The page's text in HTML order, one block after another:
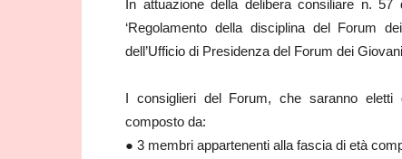
In attuazione della delibera consiliare n.
‘Regolamento della disciplina del Forum
dell’Ufficio di Presidenza del Forum dei
I consiglieri del Forum, che saranno eletti
composto da:
● 3 membri appartenenti alla fascia di età